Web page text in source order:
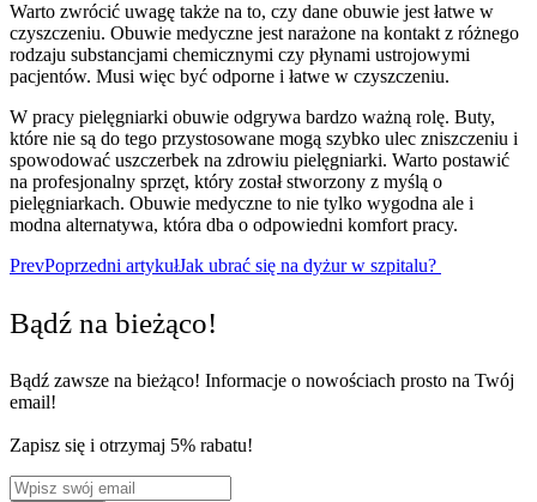
Warto zwrócić uwagę także na to, czy dane obuwie jest łatwe w
czyszczeniu. Obuwie medyczne jest narażone na kontakt z różnego
rodzaju substancjami chemicznymi czy płynami ustrojowymi
pacjentów. Musi więc być odporne i łatwe w czyszczeniu.
W pracy pielęgniarki obuwie odgrywa bardzo ważną rolę. Buty,
które nie są do tego przystosowane mogą szybko ulec zniszczeniu i
spowodować uszczerbek na zdrowiu pielęgniarki. Warto postawić
na profesjonalny sprzęt, który został stworzony z myślą o
pielęgniarkach. Obuwie medyczne to nie tylko wygodna ale i
modna alternatywa, która dba o odpowiedni komfort pracy.
PrevPoprzedni artykułJak ubrać się na dyżur w szpitalu?
Bądź na bieżąco!
Bądź zawsze na bieżąco! Informacje o nowościach prosto na Twój
email!
Zapisz się i otrzymaj 5% rabatu!